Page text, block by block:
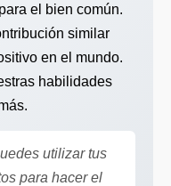
el bien común.
similar
en el mundo.
habilidades
utilizar tus
para hacer el